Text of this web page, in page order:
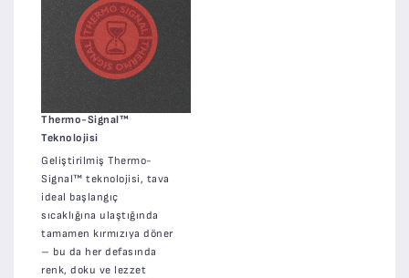
Thermo-Signal™
Teknolojisi
Geliştirilmiş Thermo-
Signal™ teknolojisi, tava
ideal başlangıç
sıcaklığına ulaştığında
tamamen kırmızıya döner
– bu da her defasında
renk, doku ve lezzet